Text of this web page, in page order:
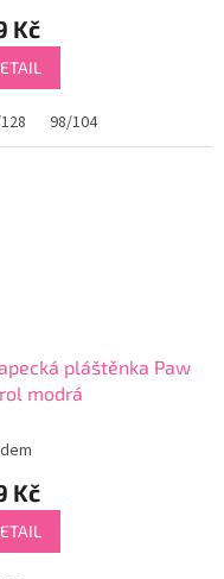
Kč
98/104
pláštěnka Paw
modrá
Kč